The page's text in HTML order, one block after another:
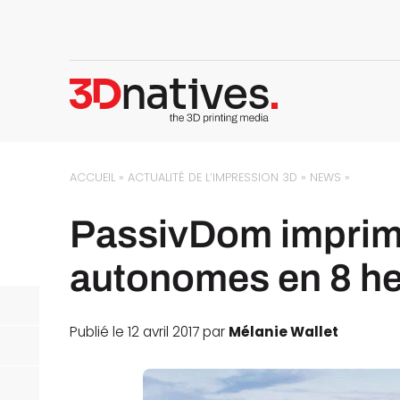
ACCUEIL »ACTUALITÉ DE L’IMPRESSION 3D » NEWS »
PassivDom
autonomes en 8
Publié le 12 avril 2017 par Mélanie Wallet